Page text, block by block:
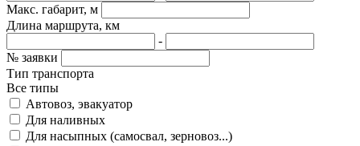
Макс. габарит, м
Длина маршрута, км
-
№ заявки
Тип транспорта
Все типы
Автовоз, эвакуатор
Для наливных
Для насыпных (самосвал, зерновоз...)